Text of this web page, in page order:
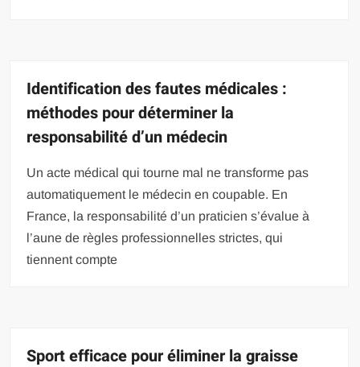
Identification des fautes médicales :
méthodes pour déterminer la
responsabilité d’un médecin
Un acte médical qui tourne mal ne transforme pas
automatiquement le médecin en coupable. En
France, la responsabilité d’un praticien s’évalue à
l’aune de règles professionnelles strictes, qui
tiennent compte
Sport efficace pour éliminer la graisse